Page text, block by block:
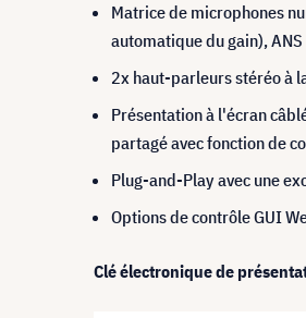
Matrice de microphones
automatique du gain),
2x haut-parleurs stéréo à
Présentation à l'écran
partagé avec fonction de
Plug-and-Play avec une
Options de contrôle GUI
Clé électronique de